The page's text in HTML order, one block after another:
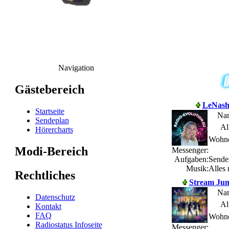
Navigation
Gästebereich
Startseite
Sendeplan
Hörercharts
Modi-Bereich
Rechtliches
Datenschutz
Kontakt
FAQ
Radiostatus Infoseite
Messenger:
Aufgaben:
Musik:Alles
Stream
Messenger: